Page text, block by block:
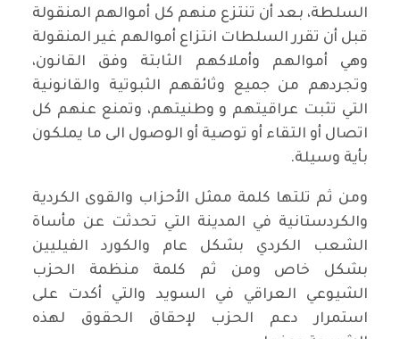
السلطة، بعد أن تنتزع منهم كل أموالهم المنقولة
قبل أن تقرر السلطات انتزاع أموالهم غير المنقولة
وهي أموالهم وأملاكهم الثابتة وفق القانون،
وتجردهم من جميع وثائقهم الثبوتية والقانونية
التي تثبت عراقيتهم و وطنيتهم، وتمنع عنهم كل
اتصال أو التقاء أو توصية أو الوصول الى ما يملكون
بأية وسيلة.
ومن ثم تلتها كلمة ممثل الأحزاب والقوى الكردية
والكردستانية في المدينة التي تحدثت عن مأساة
الشعب الكردي بشكل عام والكورد الفيليين
بشكل خاص ومن ثم كلمة منظمة الحزب
الشيوعي العراقي في السويد والتي أكدت على
استمرار دعم الحزب لإحقاق الحقوق لهذه